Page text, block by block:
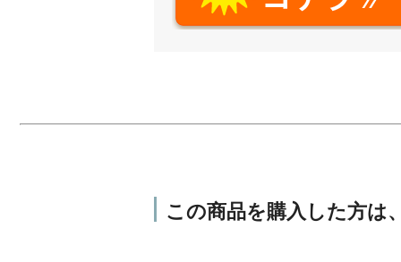
この商品を購入した方は